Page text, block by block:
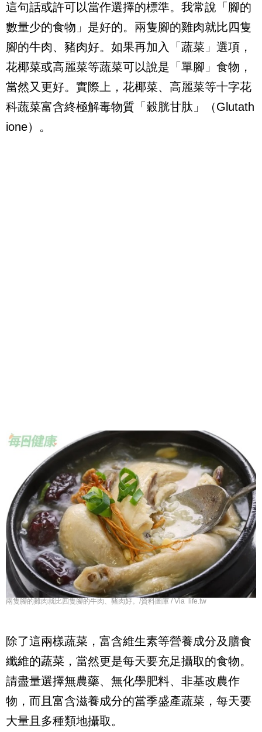
這句話或許可以當作選擇的標準。我常說「腳的
數量少的食物」是好的。兩隻腳的雞肉就比四隻
腳的牛肉、豬肉好。如果再加入「蔬菜」選項，
花椰菜或高麗菜等蔬菜可以說是「單腳」食物，
當然又更好。實際上，花椰菜、高麗菜等十字花
科蔬菜富含終極解毒物質「穀胱甘肽」（Glutath
ione）。
兩隻腳的雞肉就比四隻腳的牛肉、豬肉好。/資料圖庫 / Via life.tw
除了這兩樣蔬菜，富含維生素等營養成分及膳食
纖維的蔬菜，當然更是每天要充足攝取的食物。
請盡量選擇無農藥、無化學肥料、非基改農作
物，而且富含滋養成分的當季盛產蔬菜，每天要
大量且多種類地攝取。